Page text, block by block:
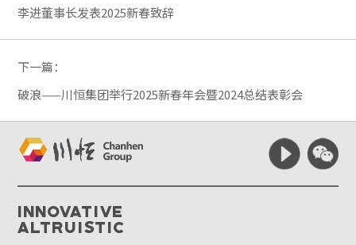
李进董事长发表2025新春致辞
下一篇：
破浪——川恒集团举行2025新春年会暨2024总结表彰会
Innovative
Altruistic